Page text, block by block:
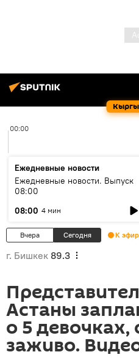
00:00
Ежедневные новости
Ежедневные новости. Выпуск
08:00
08:00 4 мин
Вчера Сегодня К
г. Бишкек 89.3
Астаны
о 5
заживо.